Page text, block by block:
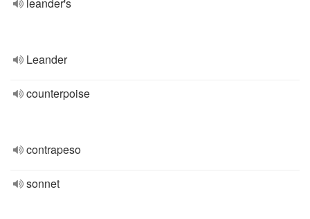
Leander
counterpoise
contrapeso
sonnet